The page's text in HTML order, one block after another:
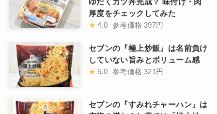
厚度をチェックしてみた
★ 4.0 参考価格 397円
セブンの『極上炒飯』は名前負け
していない旨みとボリューム感
★ 5.0 参考価格 321円
セブンの『すみれチャーハン』は